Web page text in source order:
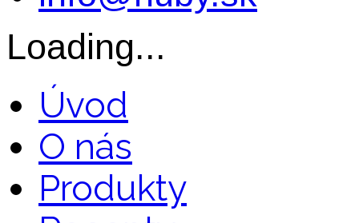
Loading...
Úvod
O nás
Produkty